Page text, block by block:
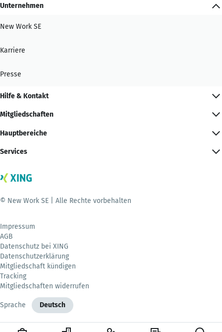
Unternehmen
New Work SE
Karriere
Presse
Hilfe & Kontakt
Mitgliedschaften
Hauptbereiche
Services
© New Work SE | Alle Rechte vorbehalten
Impressum
AGB
Datenschutz bei XING
Datenschutzerklärung
Mitgliedschaft kündigen
Tracking
Mitgliedschaften widerrufen
Sprache Deutsch